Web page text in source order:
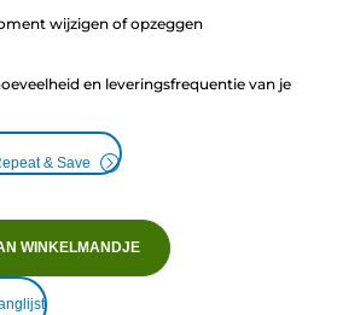
wijzigen of opzeggen
en leveringsfrequentie van je
& Save
WINKELMANDJE